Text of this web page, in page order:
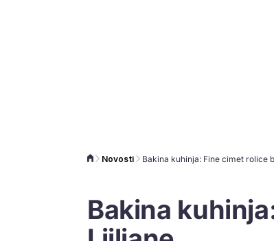
Novosti Bakina kuhinja: Fine cimet rolice
Bakina